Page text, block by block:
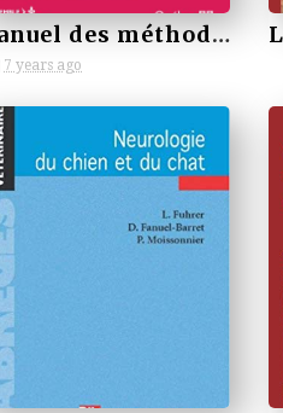
Manuel des méthodes d'inspection des abattoirs
7 years ago
by VETBOOKSTORE